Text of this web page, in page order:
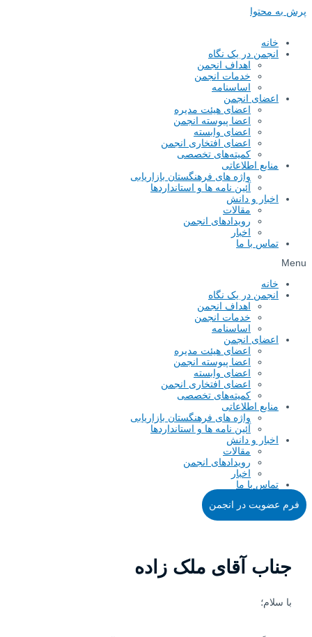
پرش به محتوا
خانه
انجمن در یک نگاه
اهداف انجمن
خدمات انجمن
اساسنامه
اعضای انجمن
اعضای هیئت مدیره
اعضا پیوسته انجمن
اعضای وابسته
اعضای افتخاری انجمن
کمیته‌های تخصصی
منابع اطلاعاتی
واژه های فرهنگستان بازاریابی
آئین نامه ها و استانداردها
اخبار و دانش
مقالات
رویدادهای انجمن
اخبار
تماس با ما
Menu
خانه
انجمن در یک نگاه
اهداف انجمن
خدمات انجمن
اساسنامه
اعضای انجمن
اعضای هیئت مدیره
اعضا پیوسته انجمن
اعضای وابسته
اعضای افتخاری انجمن
کمیته‌های تخصصی
منابع اطلاعاتی
واژه های فرهنگستان بازاریابی
آئین نامه ها و استانداردها
اخبار و دانش
مقالات
رویدادهای انجمن
اخبار
تماس با ما
فرم عضویت در انجمن
جناب آقای ملک زاده
با سلام؛